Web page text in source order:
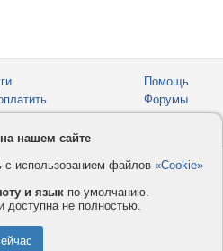
Помощь
Форумы
нашем сайте
с использованием файлов «Cookie»
и язык по умолчанию.
доступна не полностью.